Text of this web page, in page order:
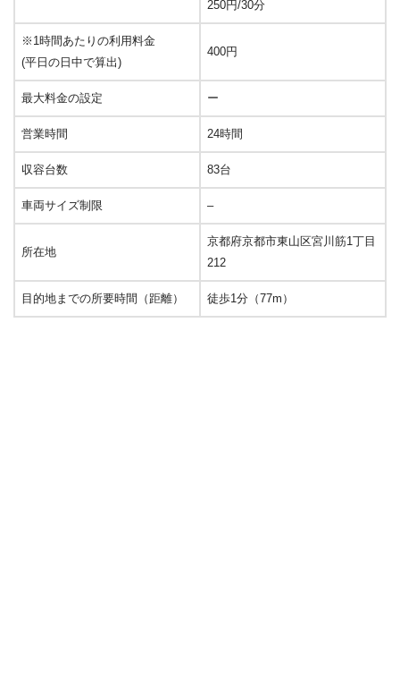
250円/30分
※1時間あたりの利用料金
(平日の日中で算出)
400円
最大料金の設定 ー
営業時間 24時間
収容台数 83台
車両サイズ制限 –
所在地
京都府京都市東山区宮川筋1丁目
212
目的地までの所要時間（距離） 徒歩1分（77m）